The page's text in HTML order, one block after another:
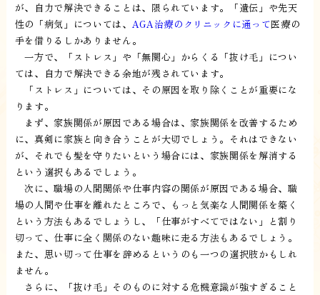
が、自力で解決できることは、限られています。「遺伝」や先天
性の「病気」については、 AGA治療のクリニックに通って医療の
手を借りるしかありません。
一方で、「ストレス」や「無関心」からくる「抜け毛」につい
ては、自力で解決できる余地が残されています。
「ストレス」については、その原因を取り除くことが重要にな
ります。
まず、家族関係が原因である場合は、家族関係を改善するため
に、真剣に家族と向き合うことが大切でしょう。それはできない
が、それでも髪を守りたいという場合には、家族関係を解消する
という選択もあるでしょう。
次に、職場の人間関係や仕事内容の関係が原因である場合、職
場の人間や仕事を離れたところで、もっと気楽な人間関係を築く
という方法もあるでしょうし、「仕事がすべてではない」と割り
切って、仕事に全く関係のない趣味に走る方法もあるでしょう。
また、思い切って仕事を辞めるというのも一つの選択肢かもしれ
ません。
さらに、「抜け毛」そのものに対する危機意識が強すぎること